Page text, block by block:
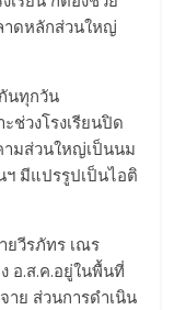
าดหลักส่วนใหญ่
นทุกวัน
ช่วงโรงเรียนปิด
ามส่วนใหญ่เป็นนม
ฯ มีแปรรูปเป็นไอติ
ยวีรภัทร เณร
อ.ส.ค.อยู่ในพื้นที่
ย ส่วนการดำเนิน